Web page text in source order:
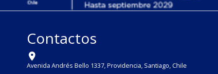
Contactos
Avenida Andrés Bello 1337, Providencia, Santiago, Chile